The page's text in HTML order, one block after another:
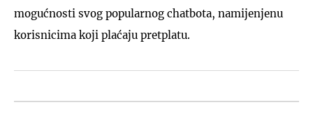
mogućnosti svog popularnog chatbota, namijenjenu
korisnicima koji plaćaju pretplatu.